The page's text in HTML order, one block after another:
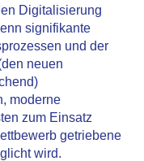
Digitalisierung
signifikante
und der
neuen
moderne
zum Einsatz
getriebene
wird.